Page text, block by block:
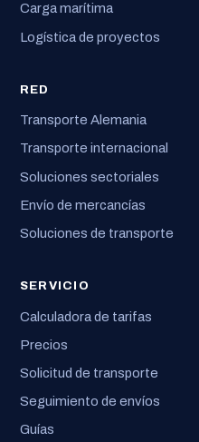
Carga marítima
Logística de proyectos
RED
Transporte Alemania
Transporte internacional
Soluciones sectoriales
Envío de mercancías
Soluciones de transporte
SERVICIO
Calculadora de tarifas
Precios
Solicitud de transporte
Seguimiento de envíos
Guías